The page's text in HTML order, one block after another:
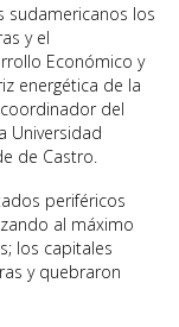
sudamericanos los
y el
Económico y
energética de la
del
Universidad
de Castro.
periféricos
al máximo
los capitales
y quebraron